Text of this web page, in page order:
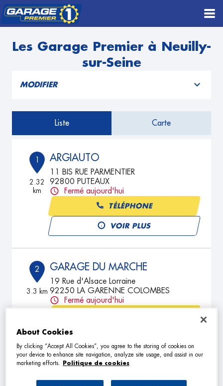
Les Garage Premier à Neuilly-
sur-Seine
MODIFIER
Liste Carte
1
2.32
km
ARGIAUTO
11 BIS RUE PARMENTIER
92800 PUTEAUX
Fermé aujourd'hui
TÉLÉPHONE
VOIR PLUS
2
3.3 km
GARAGE DU MARCHE
19 Rue d'Alsace Lorraine
92250 LA GARENNE COLOMBES
Fermé aujourd'hui
3
About Cookies
By clicking “Accept All Cookies”, you agree to the storing of cookies on
your device to enhance site navigation, analyze site usage, and assist in our
marketing efforts.
Politique de cookies